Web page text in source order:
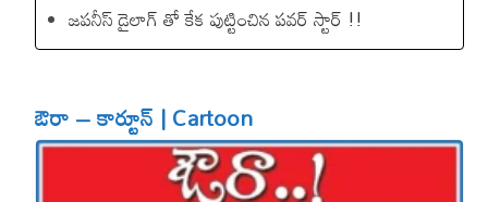
జపనీస్ డైలాగ్ తో కేక పుట్టించిన ప‌వ‌ర్ స్టార్ !!
ఔరా – కార్టూన్ | Cartoon